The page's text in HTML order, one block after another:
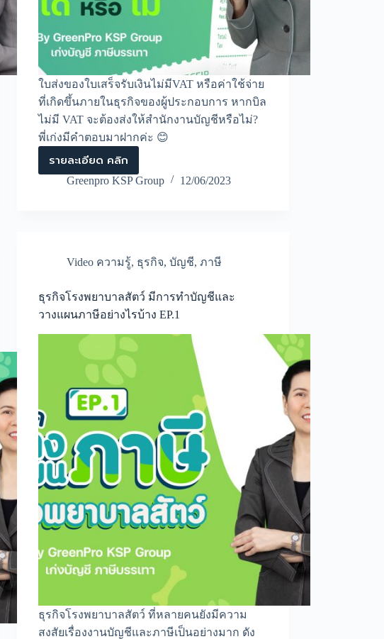
ใบส่งของใบเสร็จรับเงินไม่มีVAT หรือค่าใช้จ่าย
ที่เกิดขึ้นภายในธุรกิจของผู้ประกอบการ หากบิล
ไม่มี VAT จะต้องส่งให้สำนักงานบัญชีหรือไม่?
พี่เก่งมีคำตอบมาฝากค่ะ 😊
รายละเอียด คลิก
ใบ
ส่ง
ของ
ลง
ค่า
ใช้
จ่าย
ได้
ไม่
Greenpro KSP Group 12/06/2023
Video ความรู้, ธุรกิจ,บัญชี,ภาษี
ธุรกิจโรงพยาบาลสัตว์ มีการทำบัญชีและ
วางแผนภาษีอย่างไรบ้าง EP.1
ธุรกิจโรงพยาบาลสัตว์ ที่หลายคนยังมีความ
สงสัยเรื่องงานบัญชีและภาษีเป็นอย่างมาก ดัง